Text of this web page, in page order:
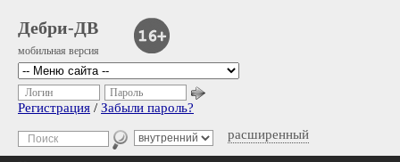
Дебри-ДВ
мобильная версия
расширенный
Логин Пароль
Регистрация / Забыли пароль?